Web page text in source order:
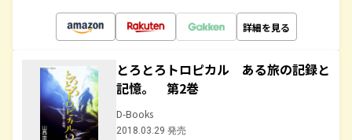
詳細を見る
とろとろトロピカル ある旅の記録と
記憶。 第2巻
D-Books
2018.03.29 発売